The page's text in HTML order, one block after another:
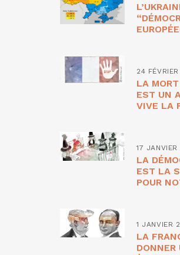
24
LA
EST UN
VIVE LA
17
LA
EST LA
POUR
1 JANVIER
LA
DONNER